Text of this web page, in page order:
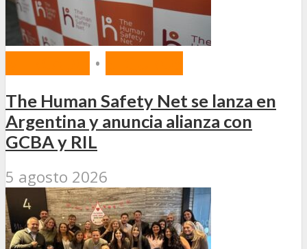
•
The Human Safety Net se lanza en
Argentina y anuncia alianza con
GCBA y RIL
5 agosto 2026